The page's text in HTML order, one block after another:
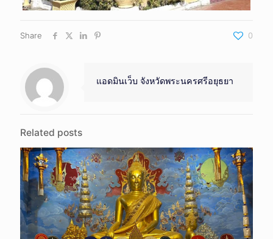
Share 0
แอดมินเว็บ จังหวัดพระนครศรีอยุธยา
Related posts